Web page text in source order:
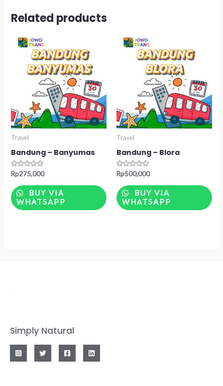
Related products
Travel
Bandung – Banyumas
Rated
0
out
of
5
Rp275,000
BUY VIA
WHATSAPP
Travel
Bandung – Blora
Rated
0
out
of
5
Rp500,000
BUY VIA
WHATSAPP
Simply Natural